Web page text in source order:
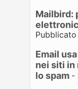
Mailbird:
Email
nei siti in
lo spam -